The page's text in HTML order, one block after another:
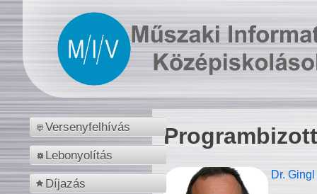
Versenyfelhívás
Lebonyolítás
Díjazás
Dr.